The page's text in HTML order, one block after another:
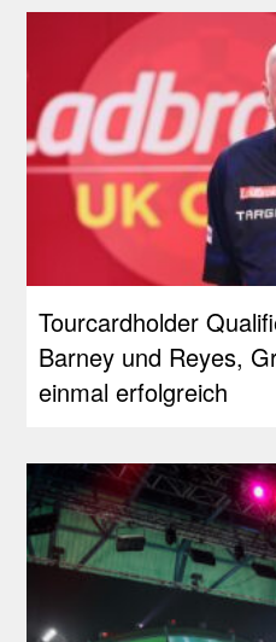
Tourcardholder
Barney und Reyes,
einmal erfolgreich